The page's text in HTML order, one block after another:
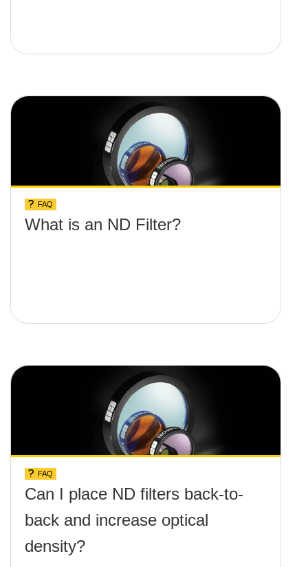
FAQ
What is an ND Filter?
FAQ
Can I place ND filters back-to-
back and increase optical
density?